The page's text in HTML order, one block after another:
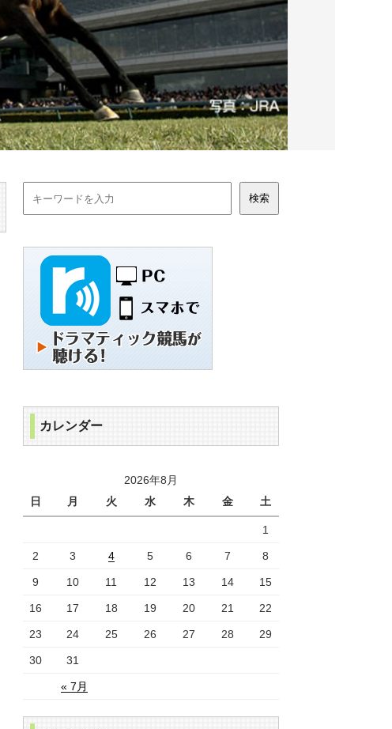
カレンダー
2026年8月
日
月 火 水 木 金 土
« 7月
1
2 3 4 5 6 7 8
9 10 11 12 13 14 15
16 17 18 19 20 21 22
23 24 25 26 27 28 29
30 31